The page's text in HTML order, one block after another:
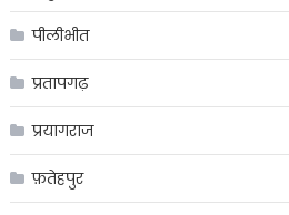
पीलीभीत
प्रतापगढ़
प्रयागराज
फ़तेहपुर